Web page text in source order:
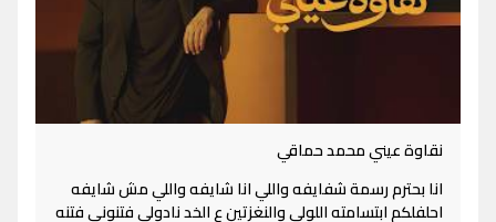
نقاوة عيني محمد حماقي
انا بحترم رسمة شفايفه واللي انا شايفه واللي مش شايفه
احلفلكم ابتسامته اللولي والنغزتين ع الخد نادولي فتنوني فتنه